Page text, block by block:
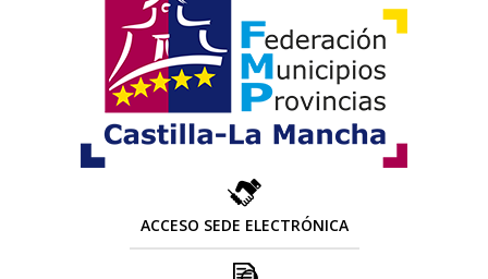
ACCESO SEDE ELECTRÓNICA